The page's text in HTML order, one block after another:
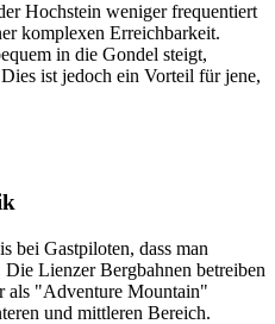
Hochstein weniger frequentiert
komplexen Erreichbarkeit.
in die Gondel steigt,
ist jedoch ein Vorteil für jene,
bei Gastpiloten, dass man
Lienzer Bergbahnen betreiben
als "Adventure Mountain"
und mittleren Bereich.